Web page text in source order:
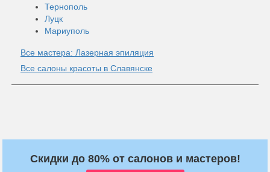
Тернополь
Луцк
Мариуполь
Все мастера: Лазерная эпиляция
Все салоны красоты в Славянске
Скидки до 80% от салонов и мастеров!